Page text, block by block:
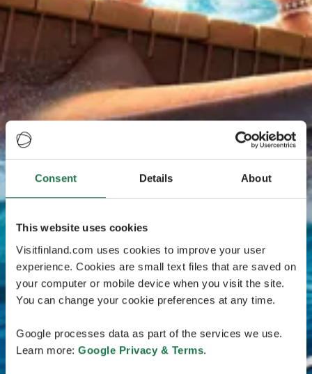
Consent Details About
This website uses cookies
Visitfinland.com uses cookies to improve your user
experience. Cookies are small text files that are saved on
your computer or mobile device when you visit the site.
You can change your cookie preferences at any time.
Google processes data as part of the services we use.
Learn more: Google Privacy & Terms.